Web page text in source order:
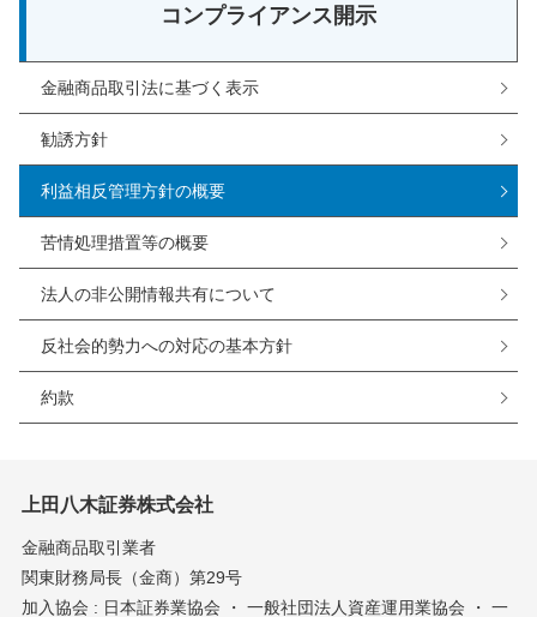
コンプライアンス開示
金融商品取引法に基づく表示
勧誘方針
利益相反管理方針の概要
苦情処理措置等の概要
法人の非公開情報共有について
反社会的勢力への対応の基本方針
約款
上田八木証券株式会社
金融商品取引業者
関東財務局長（金商）第29号
加入協会 : 日本証券業協会 ・ 一般社団法人資産運用業協会 ・ 一